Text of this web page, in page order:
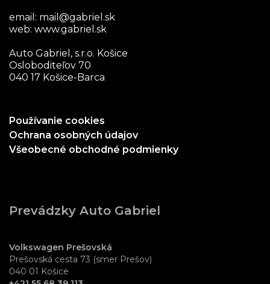
email: mail@gabriel.sk
web: www.gabriel.sk
Auto Gabriel, s.r.o. Košice
Osloboditeľov 70
040 17 Košice-Barca
Používanie cookies
Ochrana osobných údajov
Všeobecné obchodné podmienky
Prevádzky Auto Gabriel
Volkswagen Prešovská
Prešovská cesta 73 (smer Prešov)
040 01 Košice